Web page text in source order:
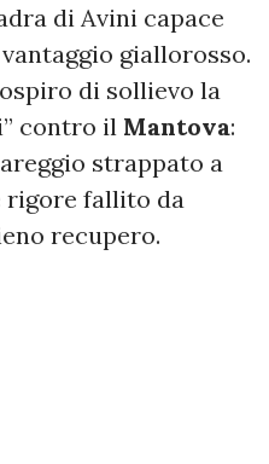
di Avini capace
giallorosso.
di sollievo la
contro il Mantova:
strappato a
rigore fallito da
recupero.